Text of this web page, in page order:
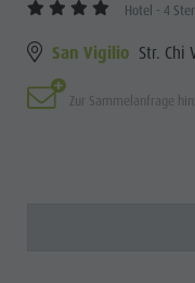
Hotel - 4
San Vigilio Str. Chi
Zur Sammelanfrage